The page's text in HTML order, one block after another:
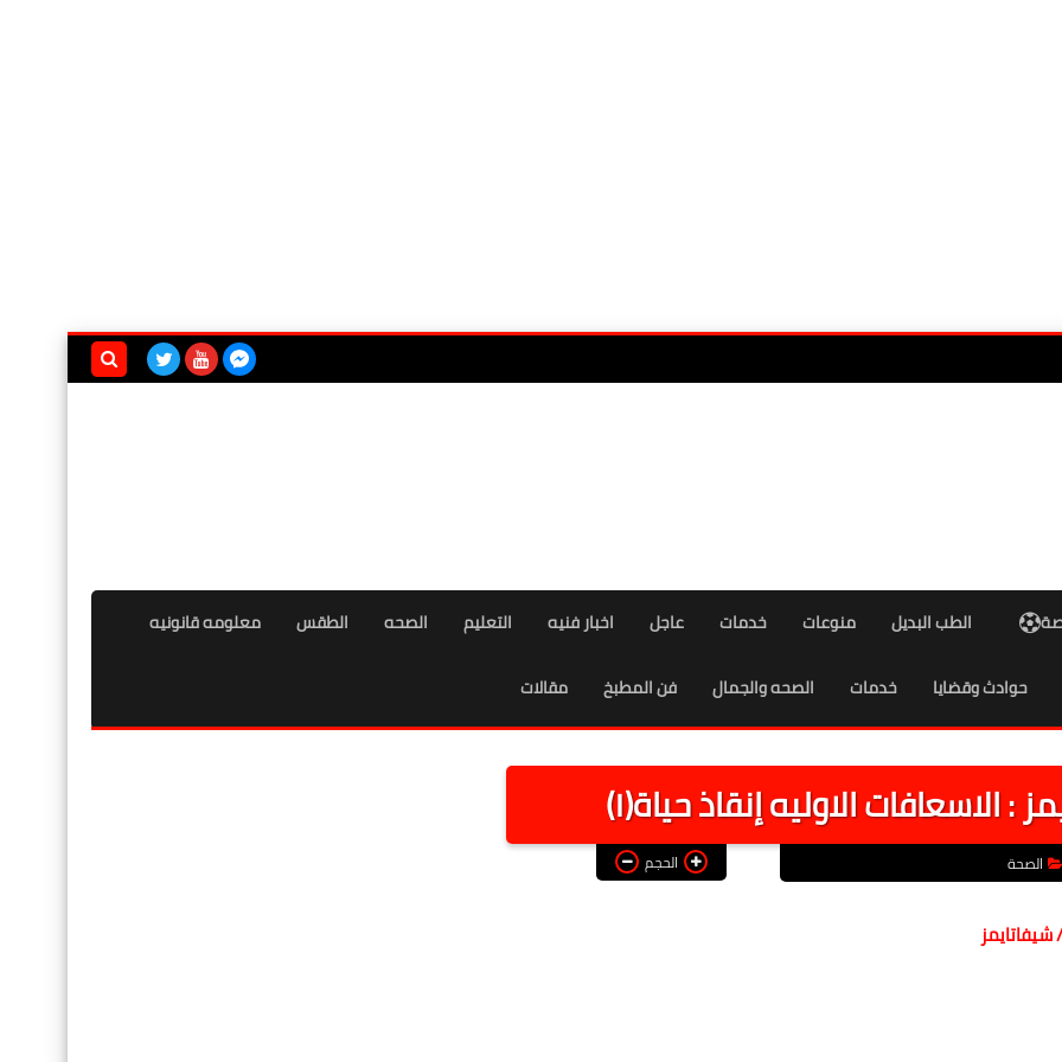
الطب البديل منوعات خدمات عاجل اخبار فنيه التعليم الصحه الطقس معلومه قانونيه
حوادث وقضايا خدمات الصحه والجمال فن المطبخ مقالات
الاوليه إنقاذ حياة(١)
الصحة الحجم